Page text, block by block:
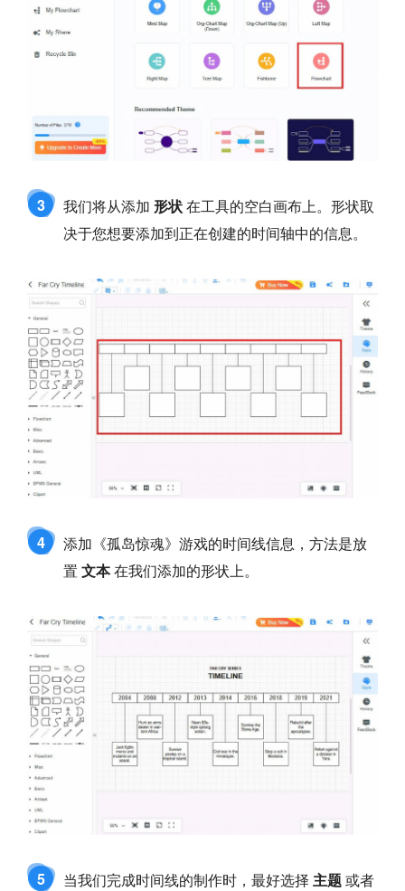
3 我们将从添加 形状在工具的空白画布上。形状取
决于您想要添加到正在创建的时间轴中的信息。
4
添加《孤岛惊魂》游戏的时间线信息，方法是放
置 文本在我们添加的形状上。
5 当我们完成时间线的制作时，最好选择 主题或者